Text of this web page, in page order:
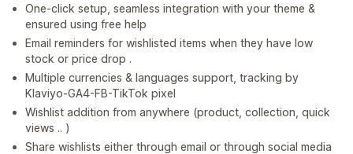
One-click setup, seamless integration with your theme &
ensured using free help
Email reminders for wishlisted items when they have low
stock or price drop .
Multiple currencies & languages support, tracking by
Klaviyo-GA4-FB-TikTok pixel
Wishlist addition from anywhere (product, collection, quick
views .. )
Share wishlists either through email or through social media